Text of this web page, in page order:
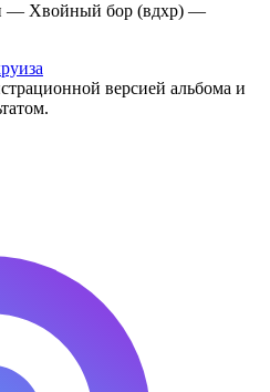
— Хвойный бор (вдхр) —
версией альбома и